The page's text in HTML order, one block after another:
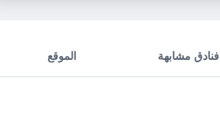
فنادق مشابهة الموقع